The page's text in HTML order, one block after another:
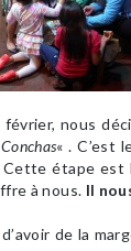
nous
« . C’est
Cette étape est
à nous. Il
de la